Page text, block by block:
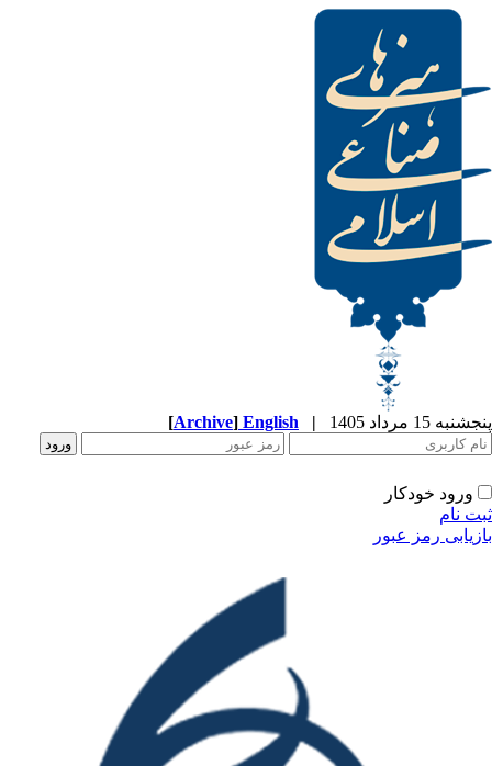
|
English
[ Archive
عبور